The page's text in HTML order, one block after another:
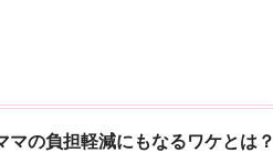
の負担軽減にもなるワケとは？